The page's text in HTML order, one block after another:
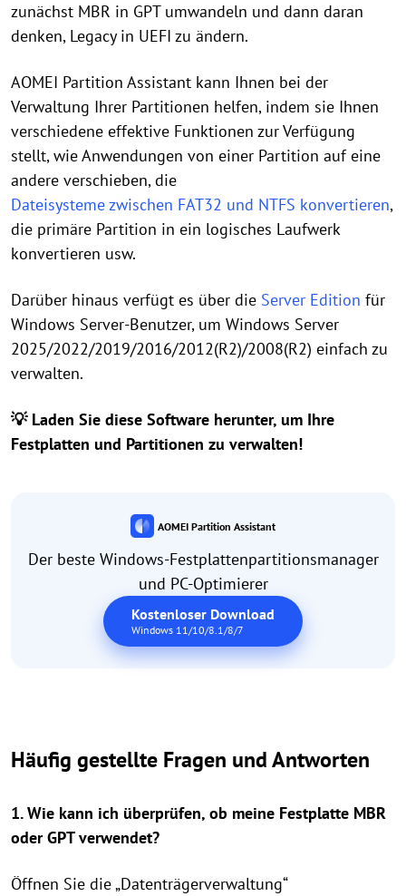
zunächst MBR in GPT umwandeln und dann daran
denken, Legacy in UEFI zu ändern.
AOMEI Partition Assistant kann Ihnen bei der
Verwaltung Ihrer Partitionen helfen, indem sie Ihnen
verschiedene effektive Funktionen zur Verfügung
stellt, wie Anwendungen von einer Partition auf eine
andere verschieben, die
Dateisysteme zwischen FAT32 und NTFS konvertieren,
die primäre Partition in ein logisches Laufwerk
konvertieren usw.
Darüber hinaus verfügt es über die Server Edition für
Windows Server-Benutzer, um Windows Server
2025/2022/2019/2016/2012(R2)/2008(R2) einfach zu
verwalten.
💡 Laden Sie diese Software herunter, um Ihre
Festplatten und Partitionen zu verwalten!
AOMEI Partition Assistant
Der beste Windows-Festplattenpartitionsmanager
und PC-Optimierer
Kostenloser Download
Windows 11/10/8.1/8/7
Häufig gestellte Fragen und Antworten
1. Wie kann ich überprüfen, ob meine Festplatte MBR
oder GPT verwendet?
Öffnen Sie die „Datenträgerverwaltung“